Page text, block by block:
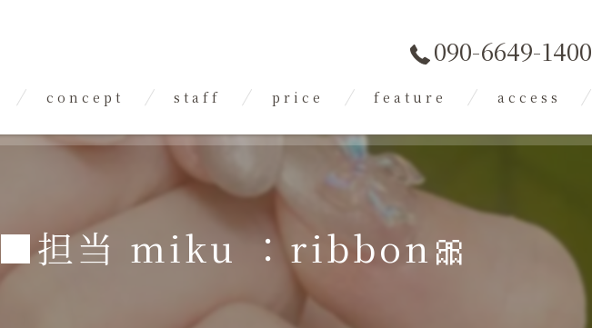
090-6649-1400
concept
flow
staff price feature
ジェル
フット
access
■担当 miku ：ribbon🎀